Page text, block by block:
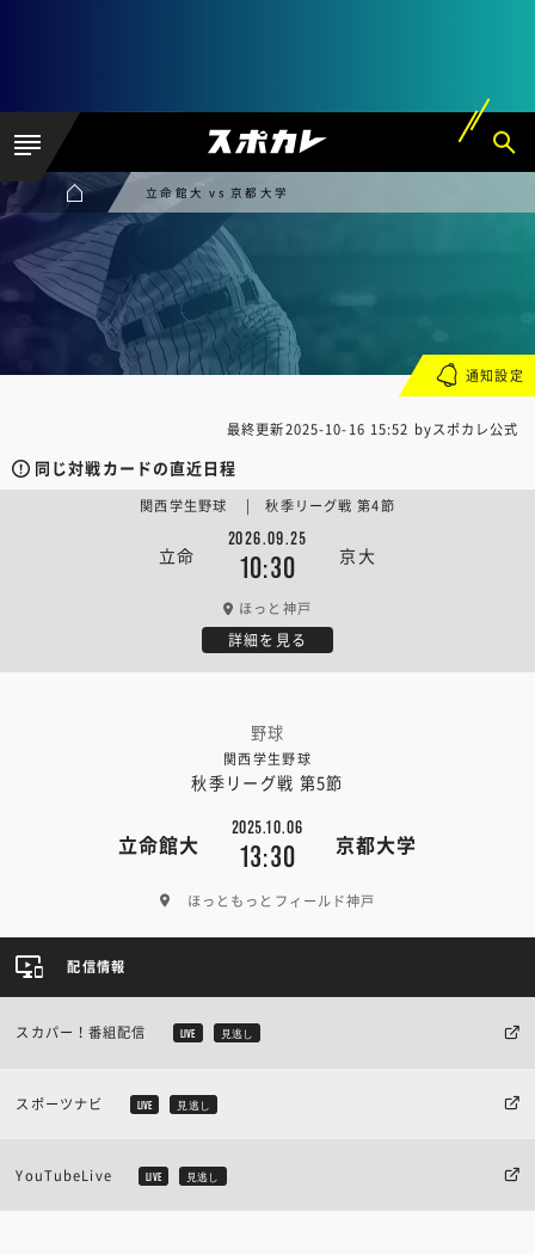
立命館大 vs 京都大学
最終更新2025-10-16 15:52 byスポカレ公式
同じ対戦カードの直近日程
立命
2026.09.25
10:30 京大
関西学生野球 | 秋季リーグ戦 第4節
ほっと神戸
詳細を見る
野球
関西学生野球
秋季リーグ戦 第5節
立命館大
2025.10.06
13:30 京都大学
ほっともっとフィールド神戸
通知設定
配信情報
スカパー！番組配信 LIVE 見逃し
スポーツナビ LIVE 見逃し
YouTubeLive LIVE 見逃し